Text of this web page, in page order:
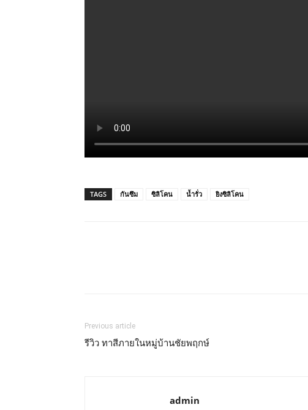
TAGS กันซึม ซิลิโคน น้ำรั่ว ยิงซิลิโคน
Previous article
รีวิว ทาสีภายในหมู่บ้านชัยพฤกษ์
admin